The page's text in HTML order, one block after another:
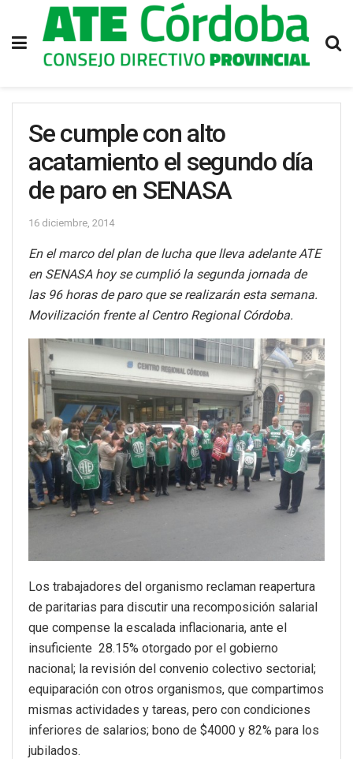
Se cumple con alto
acatamiento el segundo día
de paro en SENASA
16 diciembre, 2014
En el marco del plan de lucha que lleva adelante ATE
en SENASA hoy se cumplió la segunda jornada de
las 96 horas de paro que se realizarán esta semana.
Movilización frente al Centro Regional Córdoba.
Los trabajadores del organismo reclaman reapertura
de paritarias para discutir una recomposición salarial
que compense la escalada inflacionaria, ante el
insuficiente 28.15% otorgado por el gobierno
nacional; la revisión del convenio colectivo sectorial;
equiparación con otros organismos, que compartimos
mismas actividades y tareas, pero con condiciones
inferiores de salarios; bono de $4000 y 82% para los
jubilados.